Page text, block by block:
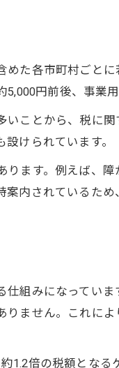
証明書取得の流れ
た各市町村ごと
円前後、事業
ことから、税に
けられています。
ます。例えば、
内されているた
組みになってい
ません。これに
1.2倍の税額とな